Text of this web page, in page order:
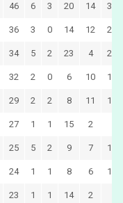
46 6 3 20 14
36 3 0 14 12
34 5 2 23 4
32 2 0 6 10
29 2 2 8 11
27 1 1 15 2
25 5 2 9 7
24 1 1 8 6
23 1 1 14 2